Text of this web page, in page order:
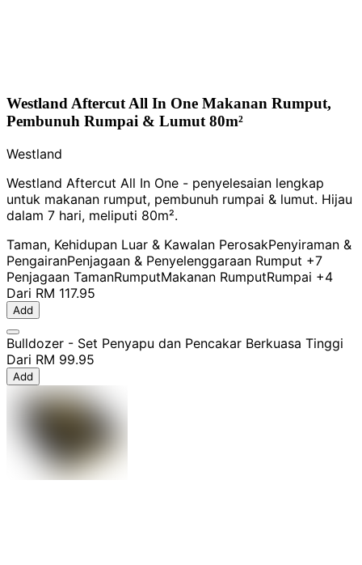
Westland Aftercut All In One Makanan Rumput,
Pembunuh Rumpai & Lumut 80m²
Westland
Westland Aftercut All In One - penyelesaian lengkap
untuk makanan rumput, pembunuh rumpai & lumut. Hijau
dalam 7 hari, meliputi 80m².
Taman, Kehidupan Luar & Kawalan PerosakPenyiraman &
PengairanPenjagaan & Penyelenggaraan Rumput +7
Penjagaan TamanRumputMakanan RumputRumpai +4
Dari RM 117.95
Add
Bulldozer - Set Penyapu dan Pencakar Berkuasa Tinggi
Dari RM 99.95
Add